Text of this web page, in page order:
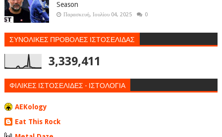
Season
Παρασκευή, Ιουλίου 04, 2025 0
ΣΥΝΟΛΙΚΕΣ ΠΡΟΒΟΛΕΣ ΙΣΤΟΣΕΛΙΔΑΣ
3,339,411
ΦΙΛΙΚΕΣ ΙΣΤΟΣΕΛΙΔΕΣ - ΙΣΤΟΛΟΓΙΑ
AEKology
Eat This Rock